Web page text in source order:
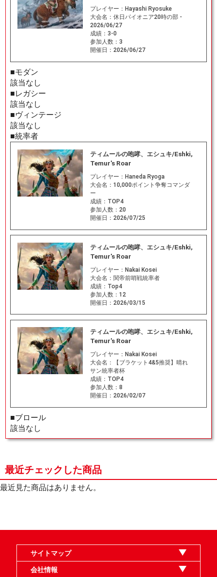
プレイヤー： Hayashi Ryosuke
大会名： 休日パイオニア20時の部 -
2026/06/27
成績： 3-0
参加人数： 3
開催日： 2026/06/27
■モダン
該当なし
■レガシー
該当なし
■ヴィンテージ
該当なし
■統率者
ティムールの咆哮、エシュキ/Eshki,
Temur's Roar
プレイヤー： Haneda Ryoga
大会名： 10,000ポイント争奪コマンダ
ー
成績： TOP4
参加人数： 20
開催日： 2026/07/25
ティムールの咆哮、エシュキ/Eshki,
Temur's Roar
プレイヤー： Nakai Kosei
大会名： 関帝前哨戦統率者
成績： Top4
参加人数： 12
開催日： 2026/03/15
ティムールの咆哮、エシュキ/Eshki,
Temur's Roar
プレイヤー： Nakai Kosei
大会名：
【ブラケット4&5推奨】晴れ
サン統率者杯
成績： TOP4
参加人数： 8
開催日： 2026/02/07
■ブロール
該当なし
最近チェックした商品
最近見た商品はありません。
サイトマップ
オンラインショップ
買取
記事
選手一覧
デッキ検索
デッキ構築
イベント・大会
店舗のご案内
お問い合わせ
ヘルプ
FAQ
会社情報